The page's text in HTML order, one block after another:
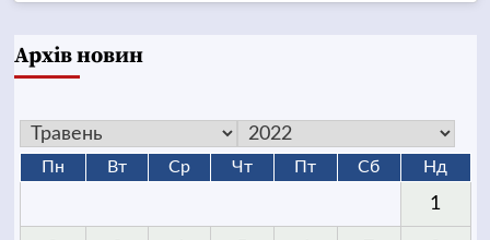
Архів новин
Пн Вт Ср Чт Пт Сб Нд
1